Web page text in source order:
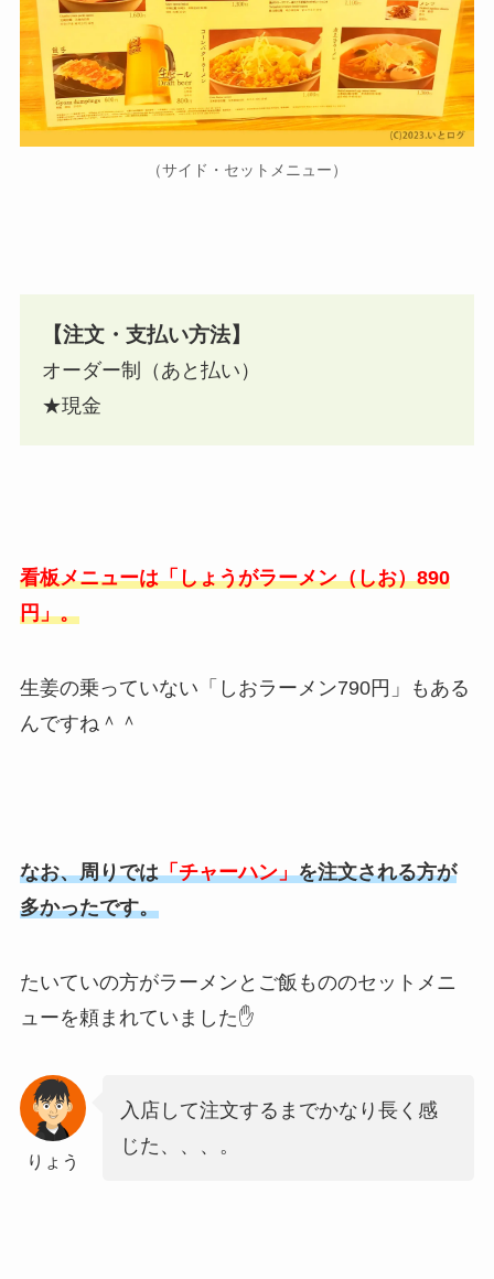
（サイド・セットメニュー）
【注文・支払い方法】
オーダー制（あと払い）
★現金
看板メニューは「しょうがラーメン（しお）890
円」。
生姜の乗っていない「しおラーメン790円」もある
んですね＾＾
なお、周りでは「チャーハン」を注文される方が
多かったです。
たいていの方がラーメンとご飯もののセットメニ
ューを頼まれていました✋
りょう
入店して注文するまでかなり長く感
じた、、、。